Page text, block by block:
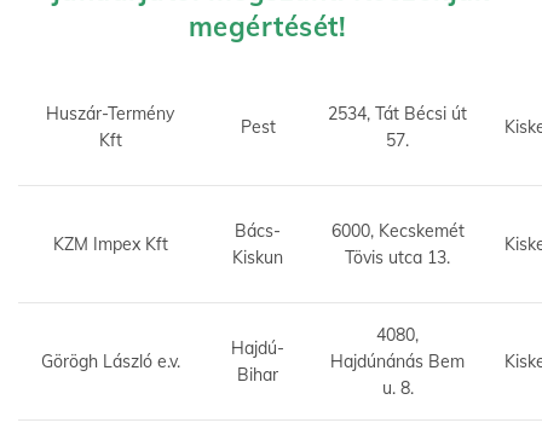
megértését!
Huszár-Termény
Kft
Pest
2534, Tát Bécsi út
57.
KZM Impex Kft
Bács-
Kiskun
6000, Kecskemét
Tövis utca 13.
Görögh László e.v.
Hajdú-
Bihar
4080,
Hajdúnánás Bem
u. 8.